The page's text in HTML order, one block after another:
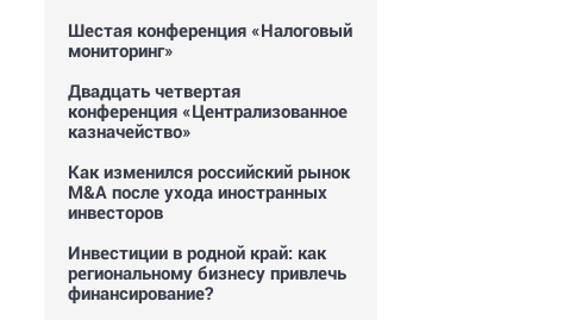
Шестая конференция «Налоговый
мониторинг»
Двадцать четвертая
конференция «Централизованное
казначейство»
Как изменился российский рынок
M&A после ухода иностранных
инвесторов
Инвестиции в родной край: как
региональному бизнесу привлечь
финансирование?